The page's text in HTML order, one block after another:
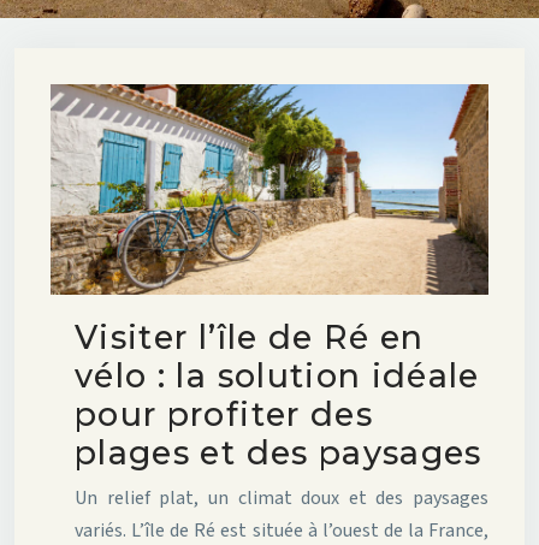
Visiter l’île de Ré en
vélo : la solution idéale
pour profiter des
plages et des paysages
Un relief plat, un climat doux et des paysages
variés. L’île de Ré est située à l’ouest de la France,